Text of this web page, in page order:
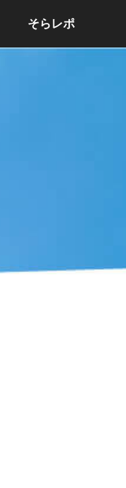
そらレポ